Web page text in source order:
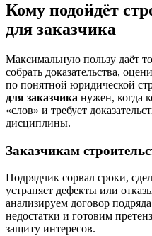
Кому подойдёт
для заказчика
Максимальную пользу даёт
собрать доказательства,
по понятной юридической
для заказчика нужен, когда
«слов» и требует
дисциплины.
Заказчикам
Подрядчик сорвал сроки,
устраняет дефекты или
анализируем договор
недостатки и готовим
защиту интересов.